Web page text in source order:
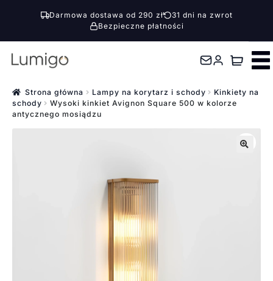
Darmowa dostawa od 290 zł
31 dni na zwrot
Bezpieczne płatności
Przejdź
nawigacji
Przejdź
treści Strona główna Lampy na korytarz i schody
Kinkiety na
schody
Wysoki kinkiet Avignon Square 500 w kolorze
antycznego mosiądzu